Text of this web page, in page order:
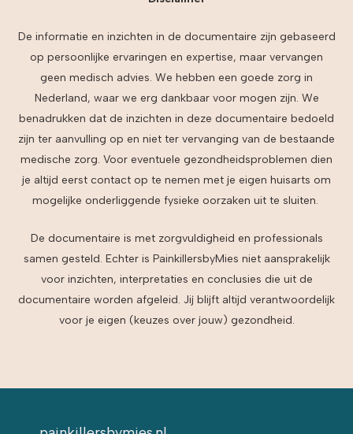
De informatie en inzichten in de documentaire zijn gebaseerd
op persoonlijke ervaringen en expertise, maar vervangen
geen medisch advies. We hebben een goede zorg in
Nederland, waar we erg dankbaar voor mogen zijn. We
benadrukken dat de inzichten in deze documentaire bedoeld
zijn ter aanvulling op en niet ter vervanging van de bestaande
medische zorg. Voor eventuele gezondheidsproblemen dien
je altijd eerst contact op te nemen met je eigen huisarts om
mogelijke onderliggende fysieke oorzaken uit te sluiten.
De documentaire is met zorgvuldigheid en professionals
samen gesteld. Echter is PainkillersbyMies niet aansprakelijk
voor inzichten, interpretaties en conclusies die uit de
documentaire worden afgeleid. Jij blijft altijd verantwoordelijk
voor je eigen (keuzes over jouw) gezondheid.